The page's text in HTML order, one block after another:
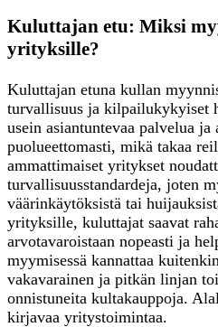
Kuluttajan etu: Miksi
yrityksille?
Kuluttajan etuna kullan
turvallisuus ja kilpailukykyiset
usein asiantuntevaa palvelua
puolueettomasti, mikä takaa
ammattimaiset yritykset
turvallisuusstandardeja, joten
väärinkäytöksistä tai
yrityksille, kuluttajat saavat
arvotavaroistaan nopeasti ja
myymisessä kannattaa
vakavarainen ja pitkän linjan
onnistuneita kultakauppoja.
kirjavaa yritystoimintaa.